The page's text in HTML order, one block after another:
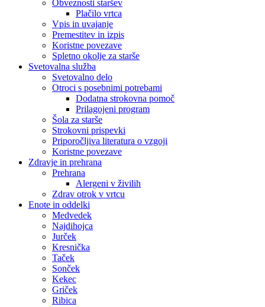
Obveznosti staršev
Plačilo vrtca
Vpis in uvajanje
Premestitev in izpis
Koristne povezave
Spletno okolje za starše
Svetovalna služba
Svetovalno delo
Otroci s posebnimi potrebami
Dodatna strokovna pomoč
Prilagojeni program
Šola za starše
Strokovni prispevki
Priporočljiva literatura o vzgoji
Koristne povezave
Zdravje in prehrana
Prehrana
Alergeni v živilih
Zdrav otrok v vrtcu
Enote in oddelki
Medvedek
Najdihojca
Jurček
Kresnička
Taček
Sonček
Kekec
Griček
Ribica